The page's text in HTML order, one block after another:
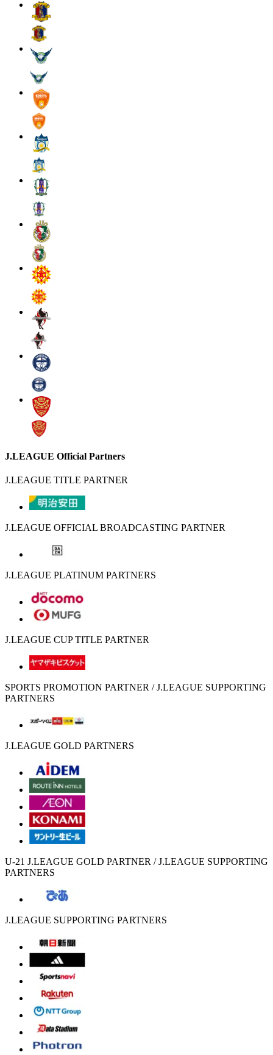
J.LEAGUE Official Partners
J.LEAGUE TITLE PARTNER
J.LEAGUE OFFICIAL BROADCASTING PARTNER
J.LEAGUE PLATINUM PARTNERS
J.LEAGUE CUP TITLE PARTNER
SPORTS PROMOTION PARTNER / J.LEAGUE SUPPORTING
PARTNERS
J.LEAGUE GOLD PARTNERS
U-21 J.LEAGUE GOLD PARTNER / J.LEAGUE SUPPORTING
PARTNERS
J.LEAGUE SUPPORTING PARTNERS